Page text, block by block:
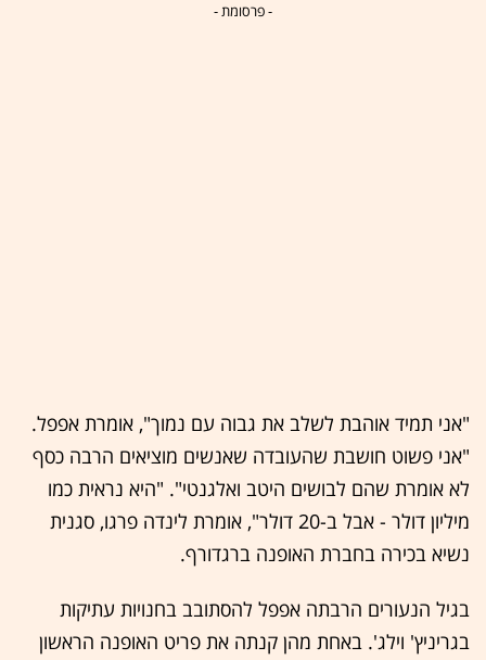
- פרסומת -
"אני תמיד אוהבת לשלב את גבוה עם נמוך", אומרת אפפל.
"אני פשוט חושבת שהעובדה שאנשים מוציאים הרבה כסף
לא אומרת שהם לבושים היטב ואלגנטי". "היא נראית כמו
מיליון דולר - אבל ב-20 דולר", אומרת לינדה פרגו, סגנית
נשיא בכירה בחברת האופנה ברגדורף.
בגיל הנעורים הרבתה אפפל להסתובב בחנויות עתיקות
בגריניץ' וילג'. באחת מהן קנתה את פריט האופנה הראשון